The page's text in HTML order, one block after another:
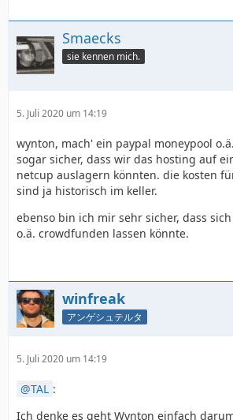
Smaecks
sie kennen mich.
5. Juli 2020 um 14:19
wynton, mach' ein paypal moneypool
sogar sicher, dass wir das hosting auf
netcup auslagern könnten. die kosten
sind ja historisch im keller.
ebenso bin ich mir sehr sicher, dass
o.ä. crowdfunden lassen könnte.
winfreak
アンゲシュテルタ
5. Juli 2020 um 14:19
TAL :
Ich denke es geht Wynton einfach